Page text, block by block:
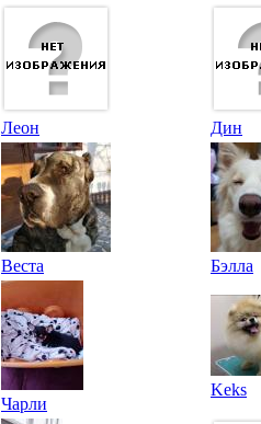
Леон Дин
Веста Бэлла
Чарли
Keks